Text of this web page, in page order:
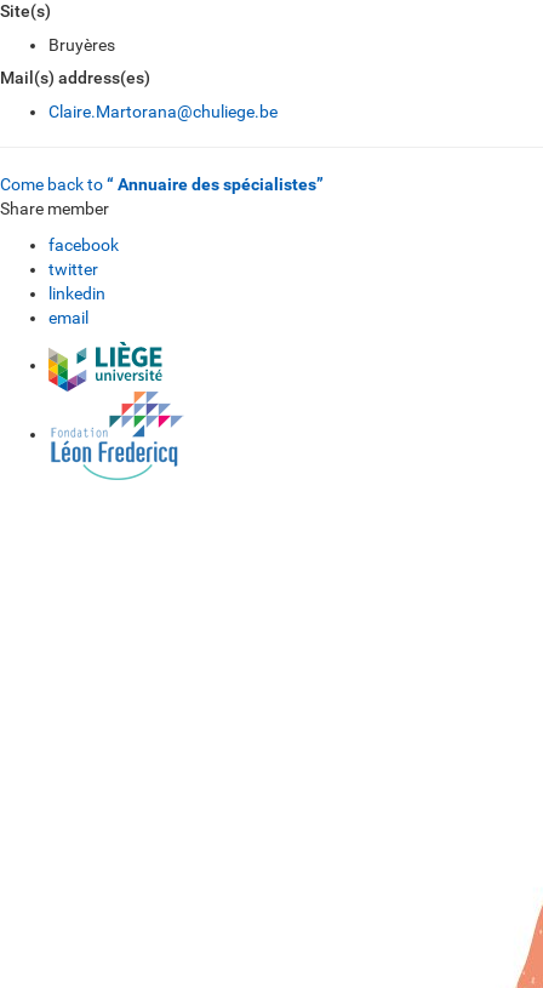
Site(s)
Bruyères
Mail(s) address(es)
Claire.Martorana@chuliege.be
Come back to“ Annuaire des spécialistes”
Share member
facebook
twitter
linkedin
email